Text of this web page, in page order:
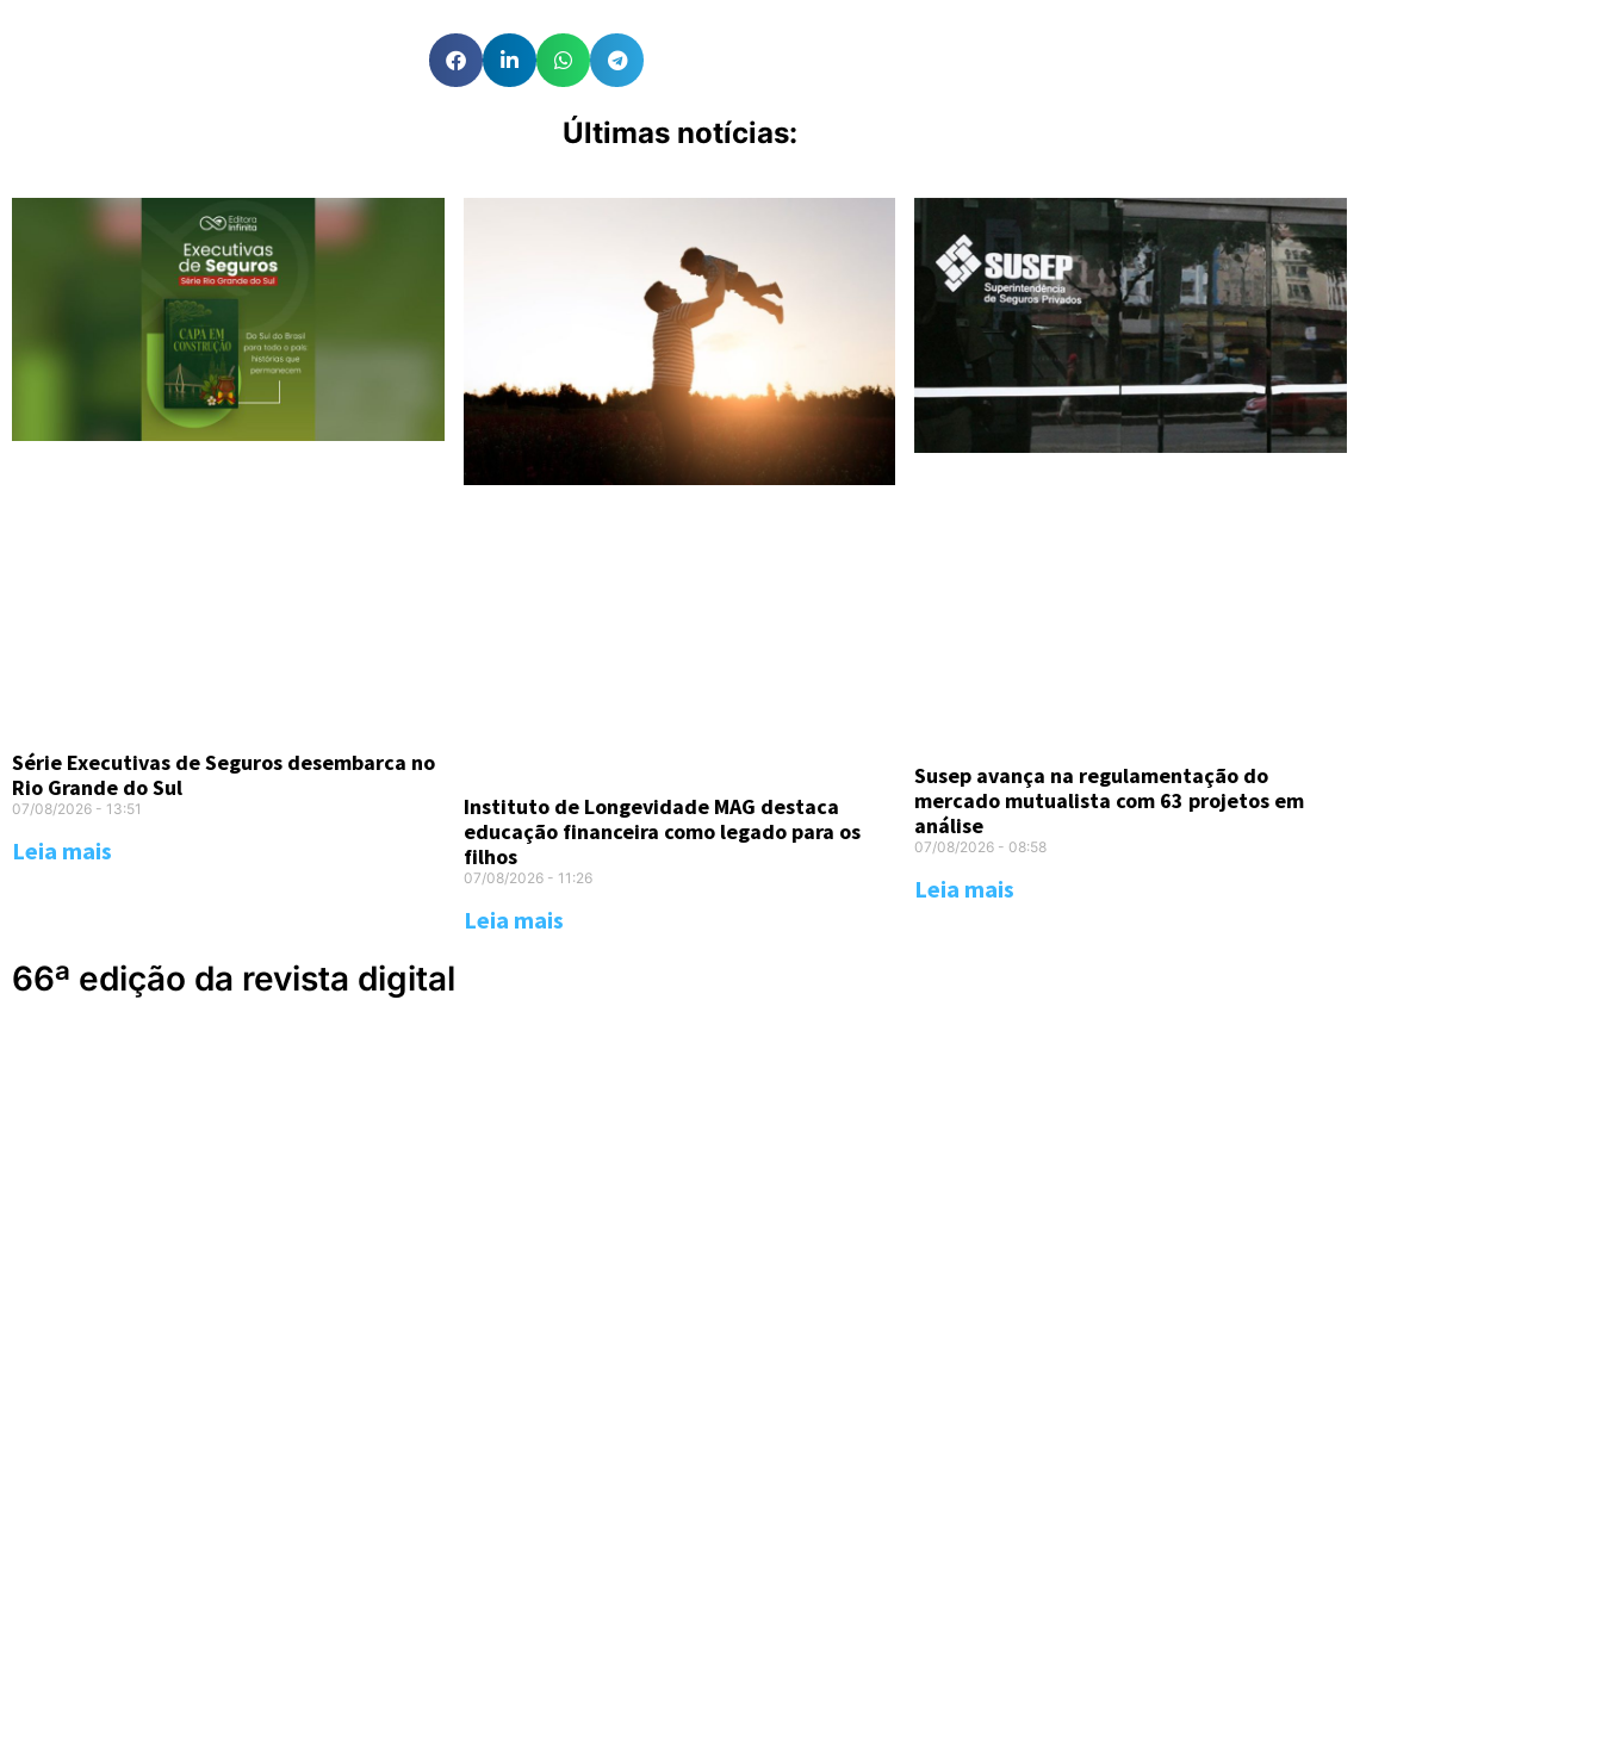
Últimas notícias:
Série Executivas de Seguros desembarca no
Rio Grande do Sul
07/08/2026 13:51
Leia mais
Instituto de Longevidade MAG destaca
educação financeira como legado para os
filhos
07/08/2026 11:26
Leia mais
Susep avança na regulamentação do
mercado mutualista com 63 projetos em
análise
07/08/2026 08:58
Leia mais
66ª edição da revista digital